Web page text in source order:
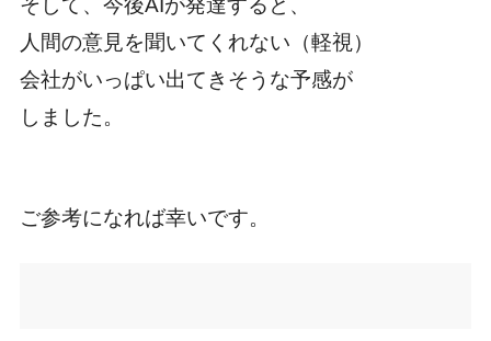
そして、今後AIが発達すると、
人間の意見を聞いてくれない（軽視）
会社がいっぱい出てきそうな予感が
しました。
ご参考になれば幸いです。